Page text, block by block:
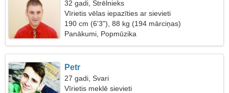
32 gadi, Strēlnieks
Vīrietis vēlas iepazīties ar sievieti
190 cm (6'3"), 88 kg (194 mārciņas)
Panākumi, Popmūzika
Petr
27 gadi, Svari
Vīrietis meklē sievieti